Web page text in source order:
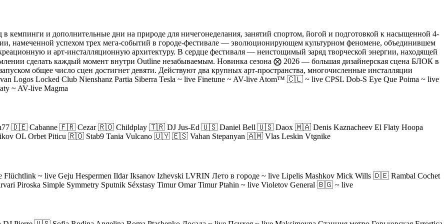
в кемпинги и дополнительные дни на природе для ничегонеделания, занятий спортом, йогой и подготовкой к насыщенной 4-
намеченной успехом трех мега-событий в городе-фестивале — эволюционирующем культурном феномене, объединившем
и арт-инсталляционную архитектуру. В сердце фестиваля — неистощимый заряд творческой энергии, находящей
сделать каждый момент внутри Outline незабываемым. Новинка сезона ⨂ 2026 — большая дизайнерская сцена БЛОК в
общее число сцен достигнет девяти. Действуют два крупных арт-пространства, многочисленные инсталляции
Logos Locked Club Nienshanz Partia Siberra Tesla ~ live Finetune ~ AV-live Atom™ 🇨🇱 ~ live CPSL Dob-S Eye Que Poima ~ live
~ AV-live Magma
🇩🇪 Cabanne 🇫🇷 Cezar 🇷🇴 Childplay 🇹🇷 DJ Jus-Ed 🇺🇸 Daniel Bell 🇺🇸 Daox 🇲🇦 Denis Kaznacheev El Flaty Hoopa
OL Orbet Piticu 🇷🇴 Stab9 Tania Vulcano 🇺🇾 🇪🇸 Vahan Stepanyan 🇦🇲 Vlas Leskin Vtgnike
~ live Geju Hespermen Ildar Iksanov Izhevski LVRIN Лето в городе ~ live Lipelis Mashkov Mick Wills 🇩🇪 Rambal Cochet
Simple Symmetry Sputnik Séxstasy Timur Omar Timur Ptahin ~ live Violetov General 🇧🇬 ~ live